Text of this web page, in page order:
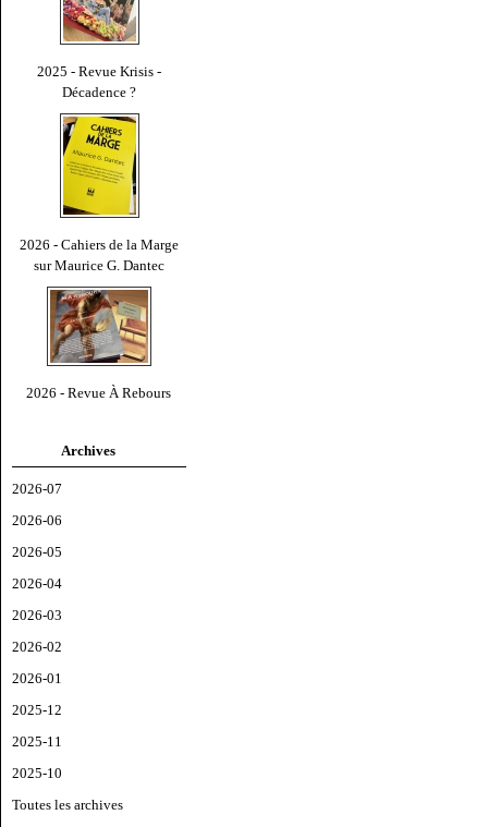
2025 - Revue Krisis -
Décadence ?
2026 - Cahiers de la Marge
sur Maurice G. Dantec
2026 - Revue À Rebours
Archives
2026-07
2026-06
2026-05
2026-04
2026-03
2026-02
2026-01
2025-12
2025-11
2025-10
Toutes les archives